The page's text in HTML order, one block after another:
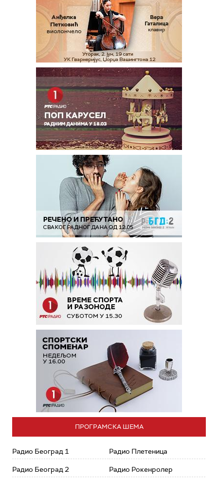
ПРОГРАМСКА ШЕМА
Радио Београд 1
Радио Београд 2
Радио Плетеница
Радио Рокенролер